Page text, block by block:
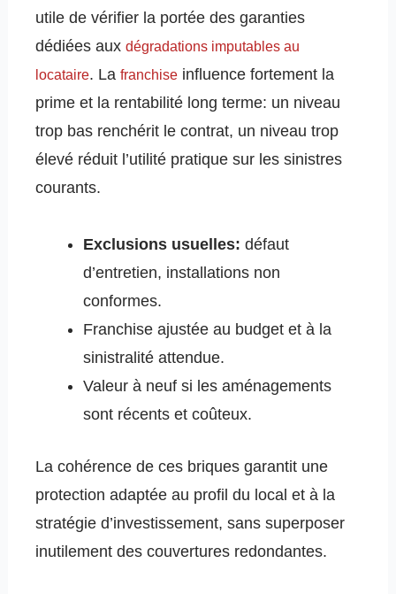
utile de vérifier la portée des garanties
dédiées auxdégradations imputables au
locataire. Lafranchise influence fortement la
prime et la rentabilité long terme: un niveau
trop bas renchérit le contrat, un niveau trop
élevé réduit l’utilité pratique sur les sinistres
courants.
Exclusions usuelles: défaut
d’entretien, installations non
conformes.
Franchise ajustée au budget et à la
sinistralité attendue.
Valeur à neuf si les aménagements
sont récents et coûteux.
La cohérence de ces briques garantit une
protection adaptée au profil du local et à la
stratégie d’investissement, sans superposer
inutilement des couvertures redondantes.